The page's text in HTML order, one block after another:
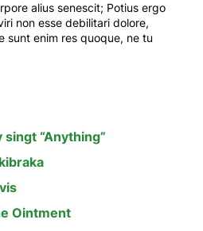
alius senescit; Potius ergo
non esse debilitari dolore,
sunt enim res quoque, ne tu
“Anything”
Ointment